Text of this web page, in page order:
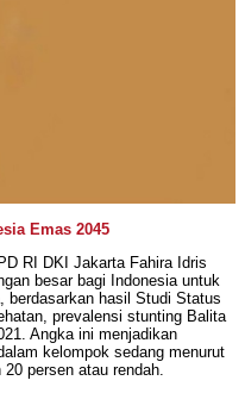
Emas 2045
RI DKI Jakarta Fahira Idris
besar bagi Indonesia untuk
berdasarkan hasil Studi Status
prevalensi stunting Balita
Angka ini menjadikan
kelompok sedang menurut
persen atau rendah.